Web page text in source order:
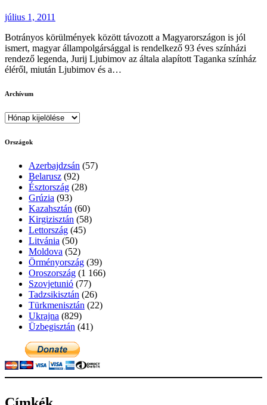
július 1, 2011
Botrányos körülmények között távozott a Magyarországon is jól
ismert, magyar állampolgársággal is rendelkező 93 éves színházi
rendező legenda, Jurij Ljubimov az általa alapított Taganka színház
éléről, miután Ljubimov és a…
Archívum
Archívum
Országok
Azerbajdzsán (57)
Belarusz (92)
Észtország (28)
Grúzia (93)
Kazahsztán (60)
Kirgizisztán (58)
Lettország (45)
Litvánia (50)
Moldova (52)
Örményország (39)
Oroszország (1 166)
Szovjetunió (77)
Tadzsikisztán (26)
Türkmenisztán (22)
Ukrajna (829)
Üzbegisztán (41)